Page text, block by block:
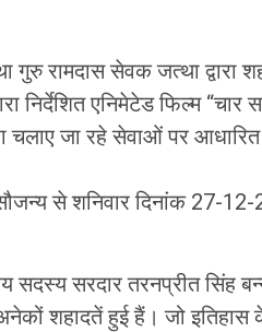
रामदास सेवक जत्था द्वारा
निर्देशित एनिमेटेड फिल्म “चार
चलाए जा रहे सेवाओं पर
से शनिवार दिनांक 27-
सरदार तरनप्रीत सिंह
शहादतें हुई हैं। जो इतिहास